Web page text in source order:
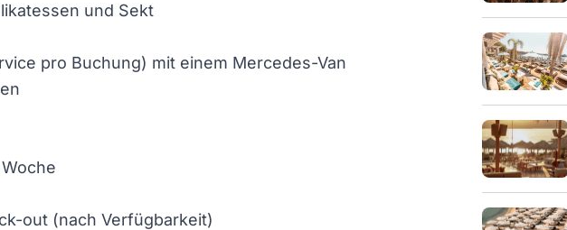
und Sekt
pro Buchung) mit einem Mercedes-Van
out (nach Verfügbarkeit)